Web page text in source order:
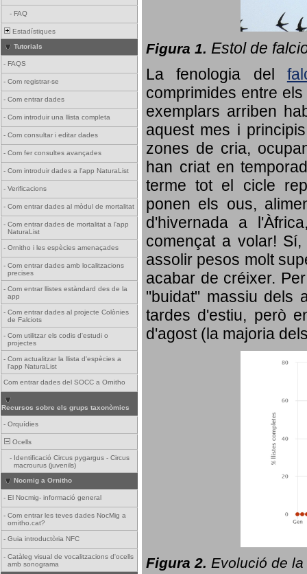
- FAQ
Estadístiques
Tutorials
- FAQS
- Com registrar-se
- Com entrar dades
- Com introduir una llista completa
- Com consultar i editar dades
- Com fer consultes avançades
- Com introduir dades a l'app NaturaList
- Verificacions
- Com entrar dades al mòdul de mortalitat
- Com entrar dades de mortalitat a l'app
NaturaList
- Ornitho i les espècies amenaçades
- Com entrar dades amb localitzacions
precises
- Com entrar llistes estàndard des de la
app
- Com entrar dades al projecte Colònies
de Falciots
- Com utilitzar els codis d'estudi o
projectes
- Com actualitzar la llista d'espècies a
l'app NaturaList
Com entrar dades del SOCC a Ornitho
Recursos sobre els grups taxonòmics
- Orquídies
Ocells
- Identificació Circus pygargus - Circus
macrourus (juvenils)
Nocmig a Ornitho
- El Nocmig- informació general
- Com entrar les teves dades NocMig a
ornitho.cat?
- Guia introductòria NFC
- Catàleg visual de vocalitzacions d'ocells
amb sonograma
Figura 1. Estol de
La fenologia del
comprimides entre
exemplars arriben
aquest mes i
zones de cria,
han criat en
terme tot el cicle
ponen els ous,
d'hivernada a
començat a volar!
assolir pesos molt
acabar de créixer.
"buidat" massiu dels
tardes d'estiu, però
d'agost (la majoria
Figura 2. Evolució de la